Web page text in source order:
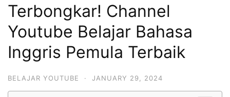
Terbongkar! Channel
Youtube Belajar Bahasa
Inggris Pemula Terbaik
BELAJAR YOUTUBE · JANUARY 29, 2024